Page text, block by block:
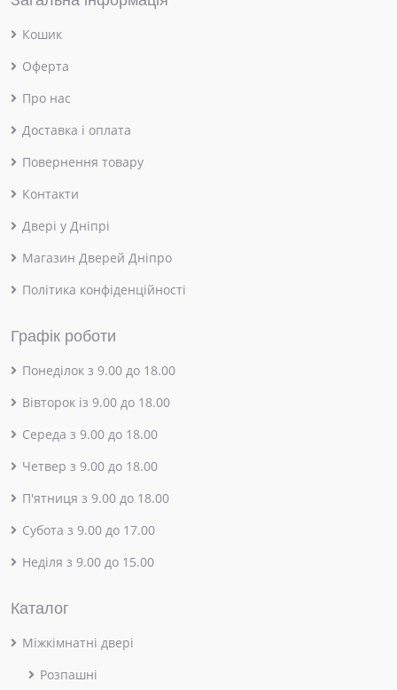
Кошик
Оферта
Про нас
Доставка і оплата
Повернення товару
Контакти
Двері у Дніпрі
Магазин Дверей Дніпро
Політика конфіденційності
Графік роботи
Понеділок з 9.00 до 18.00
Вівторок із 9.00 до 18.00
Середа з 9.00 до 18.00
Четвер з 9.00 до 18.00
П'ятниця з 9.00 до 18.00
Субота з 9.00 до 17.00
Неділя з 9.00 до 15.00
Каталог
Міжкімнатні двері
Розпашні